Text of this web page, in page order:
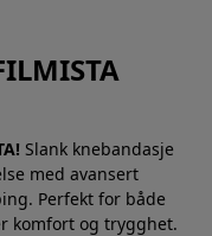
Slank knebandasje
med avansert
Perfekt for både
komfort og trygghet.